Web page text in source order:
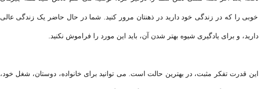
خوبی را که در زندگی خود دارید در ذهنتان مرور کنید. شما در حال حاضر یک زندگی عالی
دارید، و برای یادگیری شیوه بهتر شدن آن، باید این مورد را فراموش نکنید.
این قدرت تفکر مثبت، در بهترین حالت است. می توانید برای خانواده، دوستان، شغل خود،